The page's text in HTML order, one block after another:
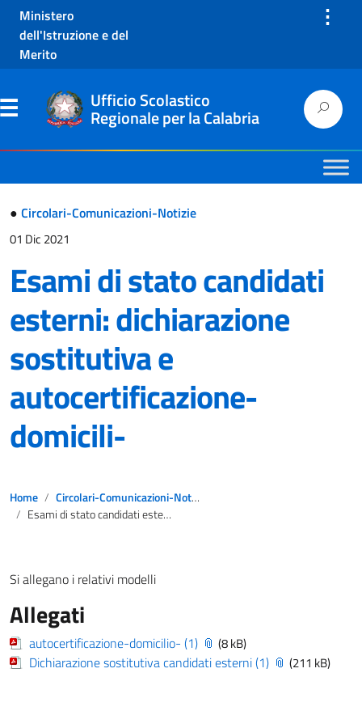
Ministero
dell'Istruzione e del
Merito
⋮
Ufficio Scolastico
Regionale per la Calabria
● Circolari-Comunicazioni-Notizie
01 Dic 2021
Esami di stato candidati
esterni: dichiarazione
sostitutiva e
autocertificazione-
domicili-
Home
Circolari-Comunicazioni-Notizie
Esami di stato candidati esterni: dichiarazione sostitutiva e autocertificazione-domicili-
Si allegano i relativi modelli
Allegati
autocertificazione-domicilio- (1) (8 kB)
Dichiarazione sostitutiva candidati esterni (1) (211 kB)